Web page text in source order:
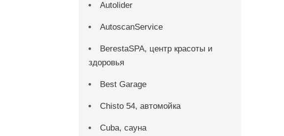
Autolider
AutoscanService
BerestaSPA, центр красоты и
здоровья
Best Garage
Chisto 54, автомойка
Cuba, сауна